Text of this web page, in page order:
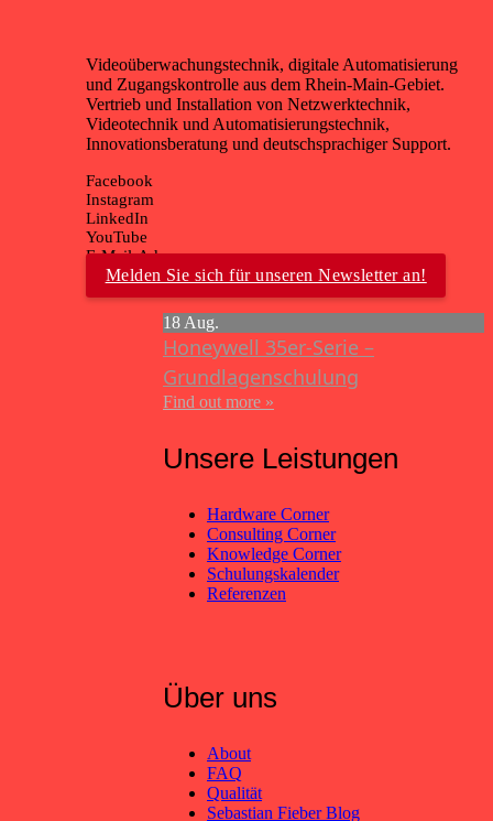
Videoüberwachungstechnik, digitale Automatisierung
und Zugangskontrolle aus dem Rhein-Main-Gebiet.
Vertrieb und Installation von Netzwerktechnik,
Videotechnik und Automatisierungstechnik,
Innovationsberatung und deutschsprachiger Support.
Facebook
Instagram
LinkedIn
YouTube
E-Mail-Adresse
Melden Sie sich für unseren Newsletter an!
18 Aug.
Honeywell 35er-Serie –
Grundlagenschulung
Find out more »
Unsere Leistungen
Hardware Corner
Consulting Corner
Knowledge Corner
Schulungskalender
Referenzen
Über uns
About
FAQ
Qualität
Sebastian Fieber Blog